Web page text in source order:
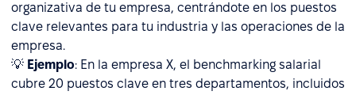
organizativa de tu empresa, centrándote en los puestos
clave relevantes para tu industria y las operaciones de la
empresa.
💡 Ejemplo: En la empresa X, el benchmarking salarial
cubre 20 puestos clave en tres departamentos, incluidos